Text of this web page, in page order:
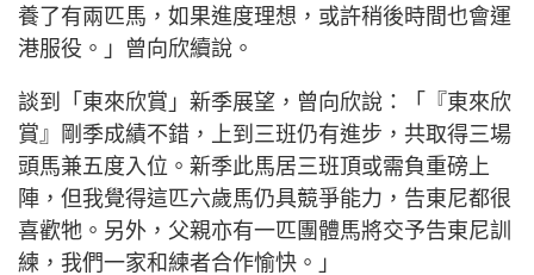
養了有兩匹馬，如果進度理想，或許稍後時間也會運
港服役。」曾向欣續說。
談到「東來欣賞」新季展望，曾向欣說：「『東來欣
賞』剛季成績不錯，上到三班仍有進步，共取得三場
頭馬兼五度入位。新季此馬居三班頂或需負重磅上
陣，但我覺得這匹六歲馬仍具競爭能力，告東尼都很
喜歡牠。另外，父親亦有一匹團體馬將交予告東尼訓
練，我們一家和練者合作愉快。」